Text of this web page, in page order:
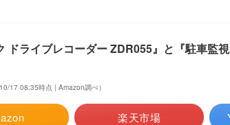
ドライブレコーダー ZDR055』と『駐車監
17 08:35時点 | Amazon調べ）
楽天市場